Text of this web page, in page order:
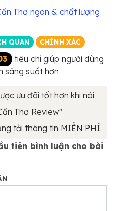
Thơ ngon & chất lượng
QUAN CHÍNH XÁC
tiêu chí giúp người dùng
sáng suốt hơn
ưu đãi tốt hơn khi nói
Thơ Review"
tải thông tin MIỄN PHÍ.
tiên bình luận cho bài